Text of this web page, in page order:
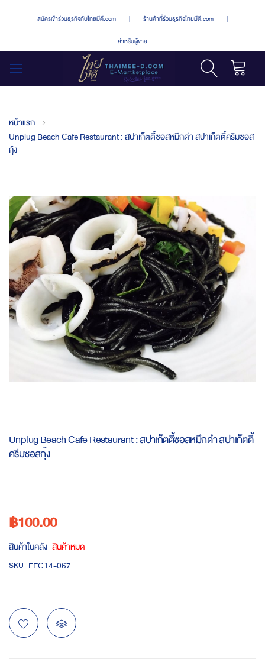
สมัครเข้าร่วมธุรกิจกับไทยมีดี.com | ร้านค้าที่ร่วมธุรกิจไทยมีดี.com |
สำหรับผู้ขาย
หน้าแรก
Unplug Beach Cafe Restaurant : สปาเก็ตตี้ซอสหมึกดำ สปาเก็ตตี้ครีมซอส
กุ้ง
the
end
of
the
images
gallery
the
beginning
Unplug Beach Cafe Restaurant : สปาเก็ตตี้ซอสหมึกดำ สปาเก็ตตี้
ครีมซอสกุ้ง
฿100.00
สินค้าในคลัง สินค้าหมด
SKU EEC14-067